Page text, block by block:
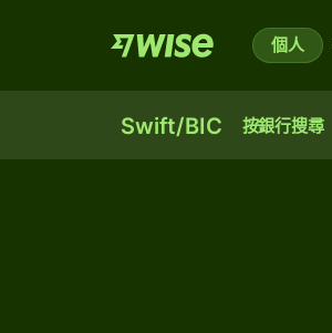
個人
Swift/BIC 按銀行搜尋